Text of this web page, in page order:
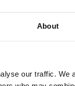
About
our traffic. We
importants tels que